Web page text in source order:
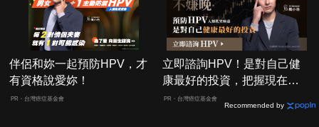
伴侶和妳一起預防HPV，才
有資格說愛妳！
PR・台灣癌症基金會
立即諮詢HPV！是對自己健
康最好的投資，把握現在不
嫌晚！
PR・台灣癌症基金會
Recommended by